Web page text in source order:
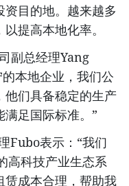
目的地。越来越多
提高本地化率。
副总经理Yang
本地企业，我们公
他们具备稳定的生产
足国际标准。”
Fubo表示：“我们
高科技产业生态系
赁成本合理，帮助我